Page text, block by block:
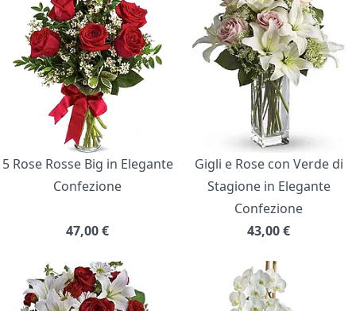
5 Rose Rosse Big in Elegante
Confezione
47,00€
Gigli e Rose con Verde di
Stagione in Elegante
Confezione
43,00€